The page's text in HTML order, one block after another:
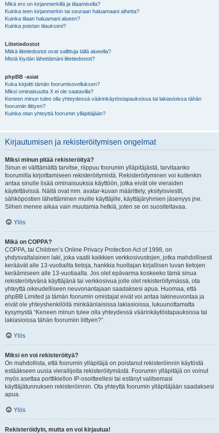
Mikä ero on kirjanmerkillä ja tilaamisella?
Kuinka teen kirjanmerkin tai seuraan haluamaani aihetta?
Kuinka tilaan haluamani alueen?
Kuinka poistan tilaukseni?
Liitetiedostot
Mitkä liitetiedostot ovat sallittuja tällä alueella?
Mistä löydän lähettämäni liitetiedostot?
phpBB -asiat
Kuka kirjoitti tämän foorumisovelluksen?
Miksi ominaisuutta X ei ole saatavilla?
Keneen minun tulee olla yhteydessä väärinkäytöstapauksissa tai lakiasioissa tähän
foorumiin liittyen?
Kuinka otan yhteyttä foorumin ylläpitäjään?
Kirjautumisen ja rekisteröitymisen ongelmat
Miksi minun pitää rekisteröityä?
Sinun ei välttämättä tarvitse, riippuu foorumin ylläpitäjästä, tarvitaanko
foorumilla kirjoittamiseen rekisteröitymistä. Rekisteröityminen voi kuitenkin
antaa sinulle lisää ominaisuuksia käyttöön, jotka eivät ole vieraiden
käytettävissä. Näitä ovat mm. avatar-kuvan määrittely, yksityisviestit,
sähköpostien lähettäminen muille käyttäjille, käyttäjäryhmien jäsenyys jne.
Siihen menee aikaa vain muutamia hetkiä, joten se on suositeltavaa.
Ylös
Mikä on COPPA?
COPPA, tai Children’s Online Privacy Protection Act of 1998, on
yhdysvaltalainen laki, joka vaatii kaikkien verkkosivustojen, jotka mahdollisesti
keräävät alle 13-vuotiailta tietoja, hankkia huoltajan kirjallisen luvan tietojen
keräämiseen alle 13-vuotiaalta. Jos olet epävarma koskeeko tämä sinua
rekisteröityvänä käyttäjänä tai verkkosivua jolle olet rekisteröitymässä, ota
yhteyttä oikeudelliseen neuvonantajaan saadaksesi apua. Huomaa, että
phpBB Limited ja tämän foorumin omistajat eivät voi antaa lakineuvontaa ja
eivät ole yhteyshenkilöitä minkäänlaisissa lakiasioissa, lukuunottamatta
kysymystä “Keneen minun tulee olla yhteydessä väärinkäytöstapauksissa tai
lakiasioissa tähän foorumiin liittyen?”.
Ylös
Miksi en voi rekisteröityä?
On mahdollista, että foorumin ylläpitäjä on poistanut rekisteröinnin käytöstä
estääkseen uusia vierailijoita rekisteröitymästä. Foorumin ylläpitäjä on voinut
myös asettaa porttikiellon IP-osoitteellesi tai estänyt valitsemasi
käyttäjätunnuksen rekisteröinnin. Ota yhteyttä foorumin ylläpitäjään saadaksesi
apua.
Ylös
Rekisteröidyin, mutta en voi kirjautua!